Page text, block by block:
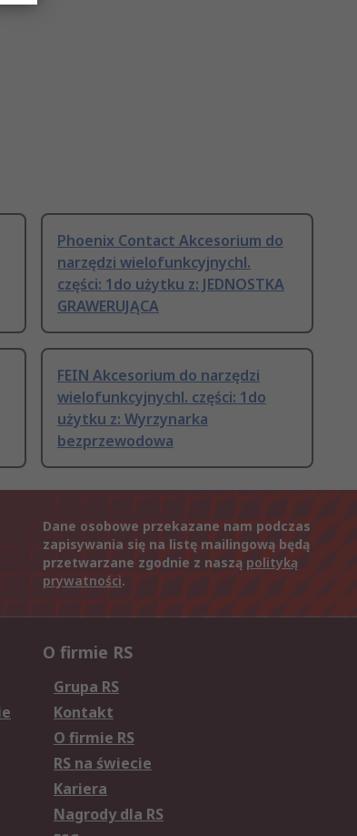
Phoenix Contact Akcesorium do
narzędzi wielofunkcyjnychl.
części: 1do użytku z: JEDNOSTKA
GRAWERUJĄCA
FEIN Akcesorium do narzędzi
wielofunkcyjnychl. części: 1do
użytku z: Wyrzynarka
bezprzewodowa
Dane osobowe przekazane nam podczas
zapisywania się na listę mailingową będą
przetwarzane zgodnie z naszą polityką
prywatności.
O firmie RS
Grupa RS
Kontakt
O firmie RS
RS na świecie
Kariera
Nagrody dla RS